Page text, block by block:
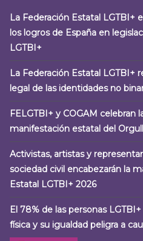
La Federación Estatal LGTBI+
los logros de España en
LGTBI+
La Federación Estatal LGTBI+
legal de las identidades no
FELGTBI+ y COGAM celebran
manifestación estatal del
Activistas, artistas y
sociedad civil encabezarán la
Estatal LGTBI+ 2026
El 78% de las personas
física y su igualdad peligra a